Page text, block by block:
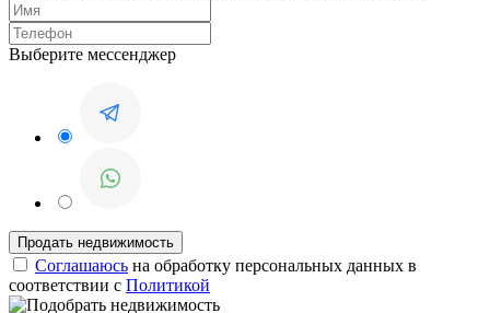
Выберите мессенджер
Соглашаюсь на обработку персональных данных в
соответствии с Политикой